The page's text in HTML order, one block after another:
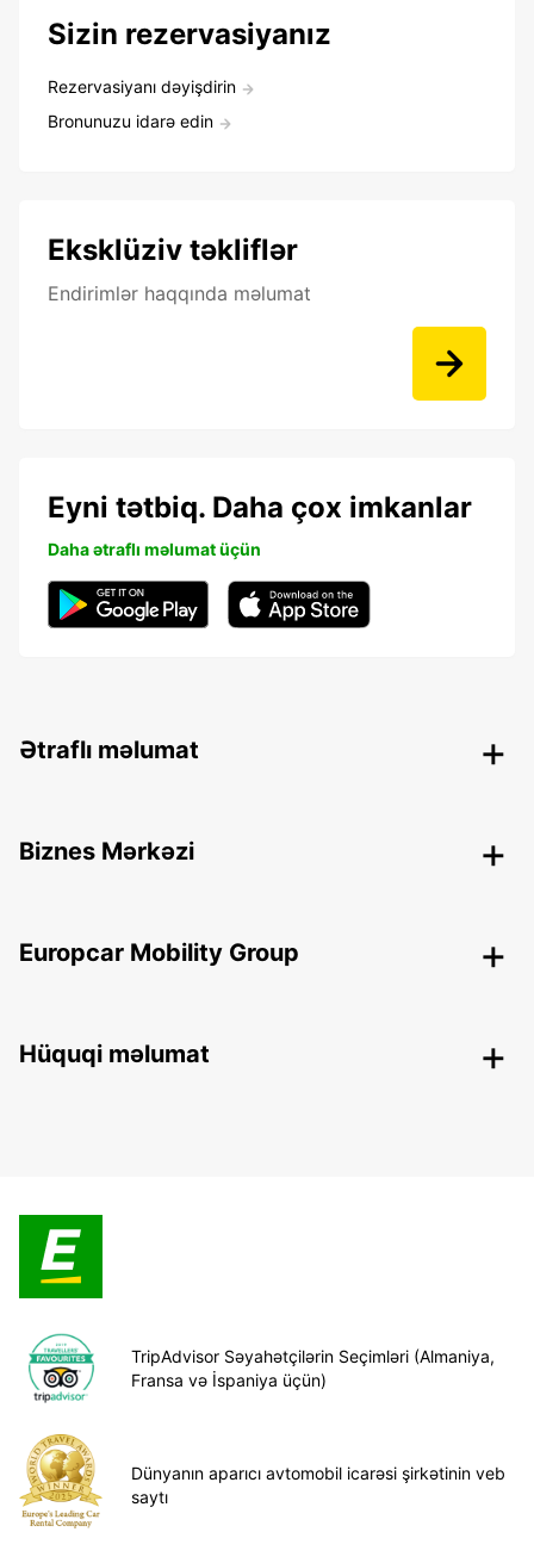
Sizin rezervasiyanız
Rezervasiyanı dəyişdirin
Bronunuzu idarə edin
Eksklüziv təkliflər
Endirimlər haqqında məlumat
Eyni tətbiq. Daha çox imkanlar
Daha ətraflı məlumat üçün
Ətraflı məlumat
Biznes Mərkəzi
Europcar Mobility Group
Hüquqi məlumat
TripAdvisor Səyahətçilərin Seçimləri (Almaniya,
Fransa və İspaniya üçün)
Dünyanın aparıcı avtomobil icarəsi şirkətinin veb
saytı